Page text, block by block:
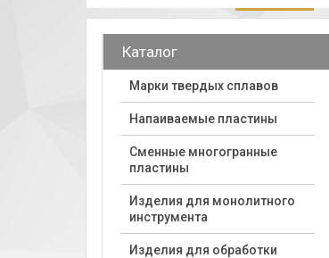
Каталог
Марки твердых сплавов
Напаиваемые пластины
Cменные многогранные
пластины
Изделия для монолитного
инструмента
Изделия для обработки